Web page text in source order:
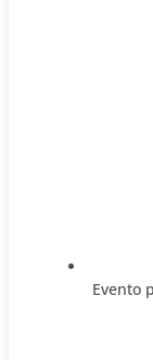
Evento